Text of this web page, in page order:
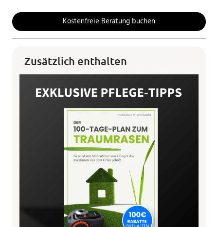
Kostenfreie Beratung buchen
Zusätzlich enthalten